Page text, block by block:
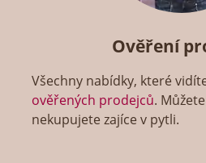
Ověření
Všechny nabídky, které
ověřených prodejců.
nekupujete zajíce v pytli.